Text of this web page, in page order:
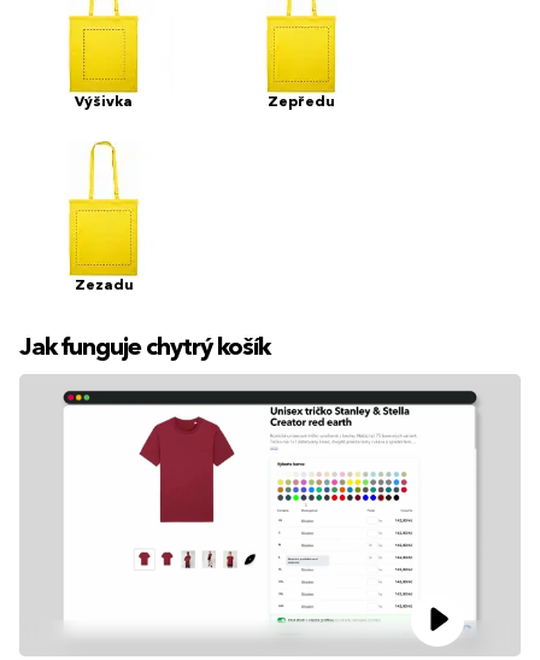
Výšivka Zepředu
Zezadu
Jak funguje chytrý košík